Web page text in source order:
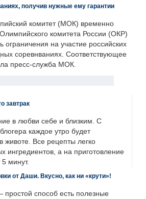
получив нужные ему гарантии
комитет (МОК) временно
комитета России (ОКР)
ограничения на участие российских
соревнваниях. Соответствующее
пресс-служба МОК.
завтрак
в любви себе и близким. С
каждое утро будет
животе. Все рецепты легко
ингредиентов, а на приготовление
минут.
от Даши. Вкусно, как ни «крути»!
способ есть полезные